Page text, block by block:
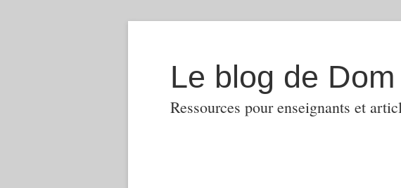
Le blog de Dom
Ressources pour enseignants et